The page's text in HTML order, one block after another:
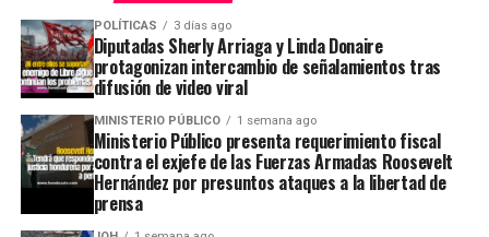
POLÍTICAS 3 días ago
Diputadas Sherly Arriaga y Linda Donaire
protagonizan intercambio de señalamientos tras
difusión de video viral
MINISTERIO PÚBLICO 1 semana ago
Ministerio Público presenta requerimiento fiscal
contra el exjefe de las Fuerzas Armadas Roosevelt
Hernández por presuntos ataques a la libertad de
prensa